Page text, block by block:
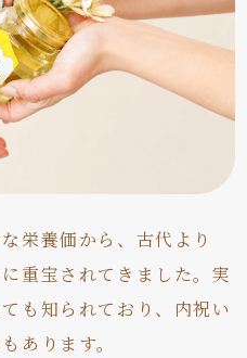
栄養価から、古代より
重宝されてきました。実
も知られており、内祝い
あります。